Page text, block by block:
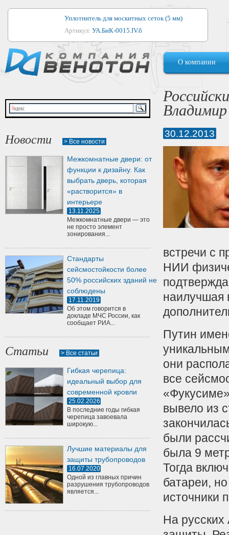
Уплотнитель для москитных сеток (5 мм)
Артикул: УА.БиК-0015.IV.б
Уплотнитель для алюминиевых окон
Артикул:1044
Уплотнитель для деревянных окон
Артикул:УМ.БиК-0062.IV.б
Уплотнитель лоджиевый для (4, 5, 6 мм)
Артикул:
О компании
Новости > Все новости
Межкомнатные двери: от
функции к дизайну. Как
выбрать дверь, которая
«растворится» в
интерьере
13.11.2025
Межкомнатные двери — это
не просто элемент
зонирования...
Стандарты
сейсмостойкости более
50% российских зданий не
соблюдены
17.11.2019
Об этом говорится в
докладе МЧС России, как
сообщает РИА...
Статьи > Все статьи
Гибкая черепица:
идеальный выбор для
современной кровли
25.02.2026
В последние годы гибкая
черепица завоевала
широкую...
Лучшие материалы для
защиты трубопроводов
16.07.2020
Одной из главных причин
разрушения трубопроводов
является...
30.12.2013
встречи с
НИИ
наилучшая
Путин
они
все
вывело из
были
была 9
Тогда
батареи,
источники
На